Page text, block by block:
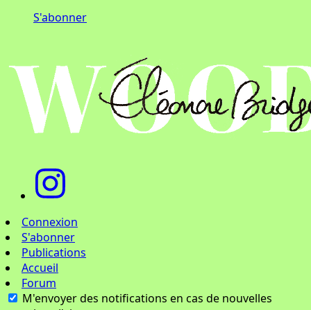
S'abonner
Connexion
S'abonner
Publications
Accueil
Forum
M'envoyer des notifications en cas de nouvelles